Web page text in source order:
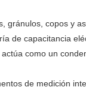
copos y
de capacitancia
como un
de medición